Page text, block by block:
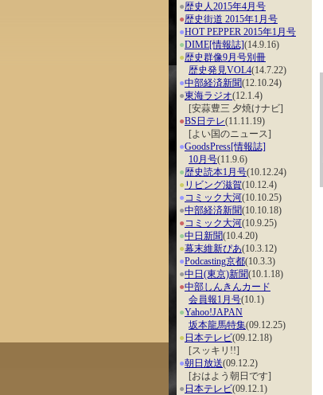
●歴史人2015年4月号
●歴史街道 2015年1月号
●HOT PEPPER 2015年1月号
●DIME[情報誌](14.9.16)
●歴史群像9月号別冊
歴史発見VOL4(14.7.22)
●中部経済新聞(12.10.24)
●東海ラジオ(12.1.4)
[安蒜豊三 夕焼けナビ]
●BS日テレ(11.11.19)
[よい国のニュース]
●GoodsPress[情報誌]
10月号(11.9.6)
●歴史読本1月号(10.12.24)
● リビング滋賀(10.12.4)
●コミック大河(10.10.25)
●中部経済新聞(10.10.18)
●コミック大河(10.9.25)
●中日新聞(10.4.20)
●幕末維新ぴあ(10.3.12)
●Podcasting京都(10.3.3)
●中日(東京)新聞(10.1.18)
●中部しんきんカード
会員報1月号(10.1)
●Yahoo!JAPAN
坂本龍馬特集(09.12.25)
● 日本テレビ(09.12.18)
[スッキリ!!]
●朝日放送(09.12.2)
[おはよう朝日です]
● 日本テレビ(09.12.1)